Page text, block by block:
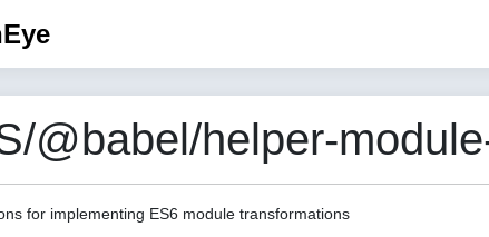
@babel/helper-
for implementing ES6 module transformations